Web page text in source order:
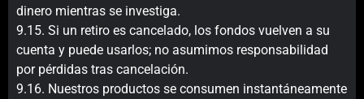
dinero mientras se investiga.
9.15. Si un retiro es cancelado, los fondos vuelven a su
cuenta y puede usarlos; no asumimos responsabilidad
por pérdidas tras cancelación.
9.16. Nuestros productos se consumen instantáneamente